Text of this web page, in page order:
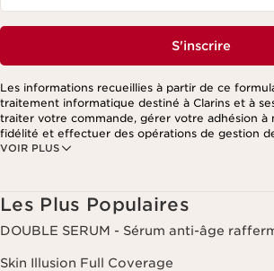
S'inscrire
VOIR PLUS
Les informations recueillies à partir de ce
traitement informatique destiné à Clarins et à
traiter votre commande, gérer votre adhésion à
fidélité et effectuer des opérations de gestion
notamment pour vous adresser des offres
Les Plus Populaires
DOUBLE SERUM - Sérum anti-âge
Skin Illusion Full Coverage